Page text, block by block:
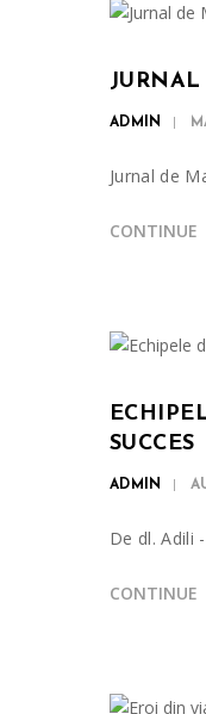
ADMIN
Jurnal de
CONTINUE
SUCCES
ADMIN
De dl. Adili
CONTINUE